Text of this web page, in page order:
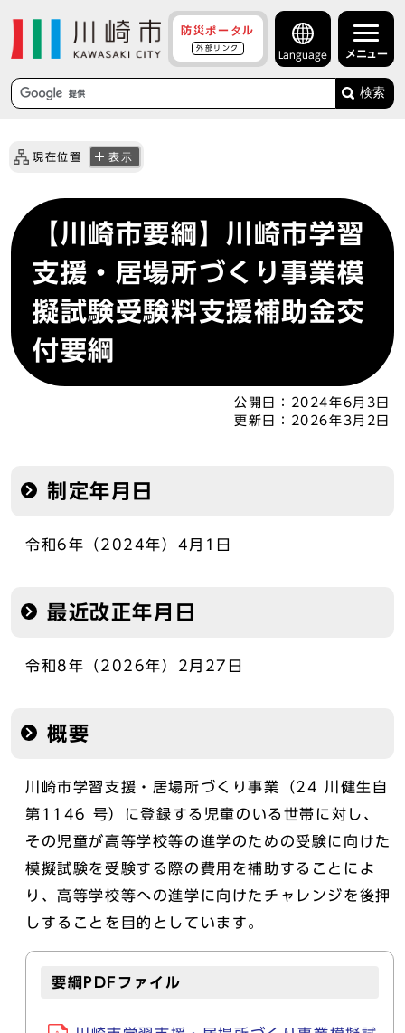
防災ポータル
外部リンク
Language メニュー
検索
現在位置 表示
【川崎市要綱】川崎市学習
支援・居場所づくり事業模
擬試験受験料支援補助金交
付要綱
公開日：
2024年6月3日
更新日：
2026年3月2日
制定年月日
令和6年（2024年）4月1日
最近改正年月日
令和8年（2026年）2月27日
概要
川崎市学習支援・居場所づくり事業（24 川健生自
第1146 号）に登録する児童のいる世帯に対し、
その児童が高等学校等の進学のための受験に向けた
模擬試験を受験する際の費用を補助することによ
り、高等学校等への進学に向けたチャレンジを後押
しすることを目的としています。
要綱PDFファイル